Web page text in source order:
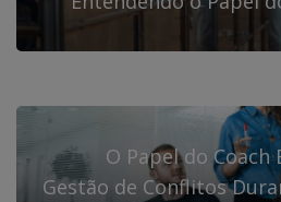
O Papel do
Gestão de Conflitos